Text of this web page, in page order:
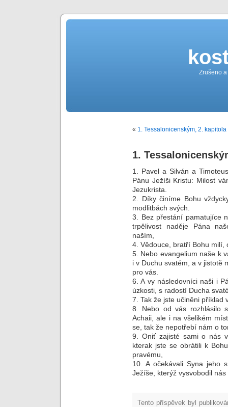
Zrušeno
« 1. Tessalonicenským, 2. kapitola
1.
1. Pavel a Silván a
Pánu Ježíši Kristu: Milost
Jezukrista.
2. Díky činíme Bohu
modlitbách svých.
3. Bez přestání pamatujíce
trpělivost naděje Pána
naším,
4. Vědouce, bratří Bohu milí,
5. Nebo evangelium naše k
i v Duchu svatém, a v jistotě
pro vás.
6. A vy následovníci naši i
úzkosti, s radostí Ducha
7. Tak že jste učiněni příklad
8. Nebo od vás rozhlásilo
Achaii, ale i na všelikém
se, tak že nepotřebí nám o
9. Oniť zajisté sami o nás
kterak jste se obrátili k
pravému,
10. A očekávali Syna jeho
Ježíše, kterýž vysvobodil
Tento příspěvek byl